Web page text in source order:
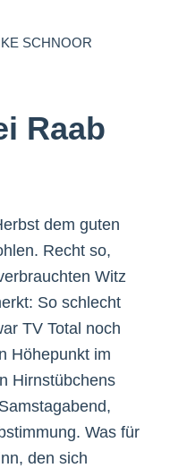
SCHNOOR
Raab
dem guten
Recht so,
Witz
So schlecht
TV Total noch
Höhepunkt im
Hirnstübchens
Was für
den sich